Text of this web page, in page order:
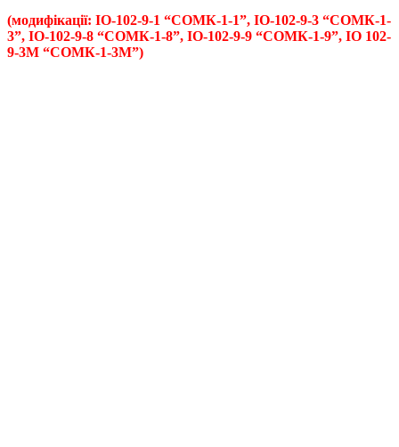
(модифікації: ІО-102-9-1 “СОМК-1-1”, ІО-102-9-3 “СОМК-1-
3”, ІО-102-9-8 “СОМК-1-8”, ІО-102-9-9 “СОМК-1-9”, ІО 102-
9-3М “СОМК-1-3М”)